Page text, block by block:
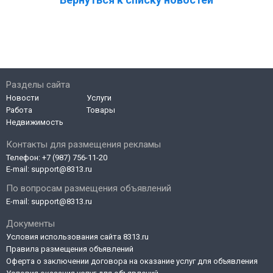
Контакты для размещения рекламы
Телефон: +7 (987) 756-11-20
E-mail: support@8313.ru
По вопросам размещения объявлений
E-mail: support@8313.ru
Документы
Условия использования сайта 8313.ru
Правила размещения объявлений
Оферта о заключении договора на оказание услуг для объявления
Разделы сайта
Новости
Работа
Недвижимость
Услуги
Товары